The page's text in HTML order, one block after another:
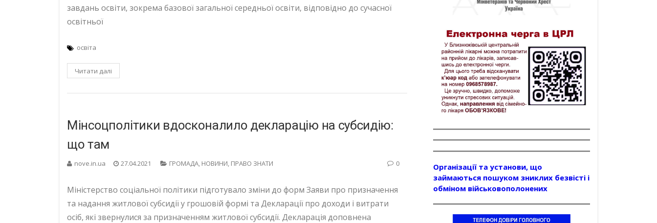
завдань освіти, зокрема базової загальної середньої освіти, відповідно до сучасної
освітньої
освіта
Читати далі
Мінсоцполітики вдосконалило декларацію на субсидію:
що там
nove.in.ua 27.04.2021 ГРОМАДА НОВИНИ ПРАВО ЗНАТИ 0
Міністерство соціальної політики підготувало зміни до форм Заяви про призначення
та надання житлової субсидії у грошовій формі та Декларації про доходи і витрати
осіб, які звернулися за призначенням житлової субсидії. Декларація доповнена
Організації та установи, що
займаються пошуком зниклих безвісті і
обміном військовополонених